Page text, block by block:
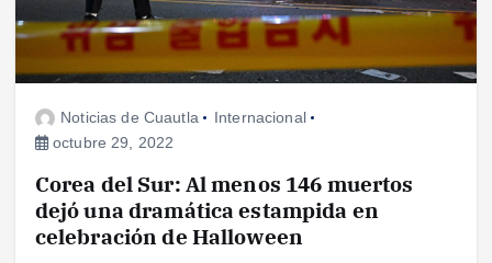
Noticias de Cuautla
Internacional
octubre 29, 2022
Corea del Sur: Al menos 146 muertos
dejó una dramática estampida en
celebración de Halloween